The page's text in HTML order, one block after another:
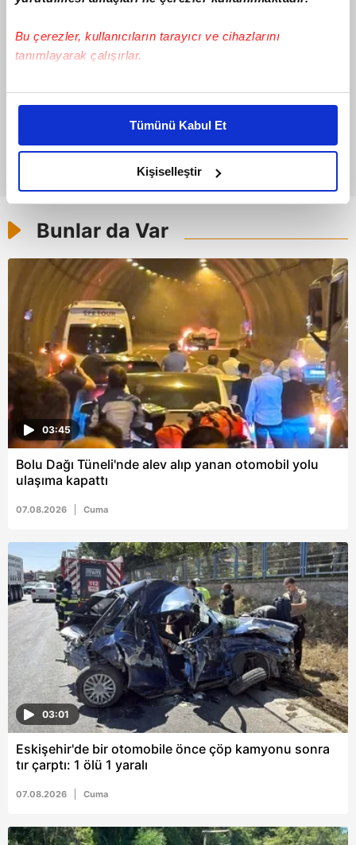
Bu çerezler, kullanıcıların tarayıcı ve cihazlarını
tanımlayarak çalışırlar.
Bu çerezlere izin vermeniz halinde sizlere özel
daha iyi reklam deneyimi yaşatabiliriz. Bunu yaparken
amacımızın size daha iyi bir reklam deneyimi sunmak
olduğunu ve sizlere en iyi içerikleri sunabilmek adına
elimizden gelen çabayı gösterdiğimizi ve bu noktada,
reklamların maliyetlerimizi karşılamak noktasında tek gelir
kalemimiz olduğunu sizlere hatırlatmak isteriz.
Her halükârda, kullanıcılar, bu çerezlere izin vermedikleri
takdirde, kullanıcılara hedefli reklamlar
gösterilmeyecektir."
Sizlere daha iyi bir hizmet sunabilmek için İnternet
Sitemizde kendimize ve üçüncü kişilere ait çerezler
kullanılmaktadır. Bu çerezler vasıtasıyla çeşitli kişisel
verileriniz işlenmekte olup gerekli olan çerezler bilgi
toplumu hizmetlerinin sunulması amacıyla
kullanılmaktadır. Diğer çerezler, sitemizin daha işlevsel
reklam/pazarlama faaliyetlerinin yapılması, amaçlarıyla
vasıtasıyla belirleyebilirsiniz. Çerezlere ilişkin detaylı bilgi
için Ayarlar butonuna tıklayabilir,Çerez Bilgilendirme
Metnimiziziyaret edebilirsiniz.
6698 sayılı Kişisel Verilerin Korunması Kanunu uyarınca
hazırlanmış Aydınlatma Metnimizi okumak ve sitemizde
ilgili mevzuata uygun olarak kullanılan çerezlerle ilgili bilgi
almak için lütfentıklayınız
Tümünü Kabul Et
Kişiselleştir
Bunlar da Var
03:45
Bolu Dağı Tüneli'nde alev alıp yanan otomobil yolu
ulaşıma kapattı
07.08.2026 Cuma
03:01
Eskişehir'de bir otomobile önce çöp kamyonu sonra
tır çarptı: 1 ölü 1 yaralı
07.08.2026 Cuma